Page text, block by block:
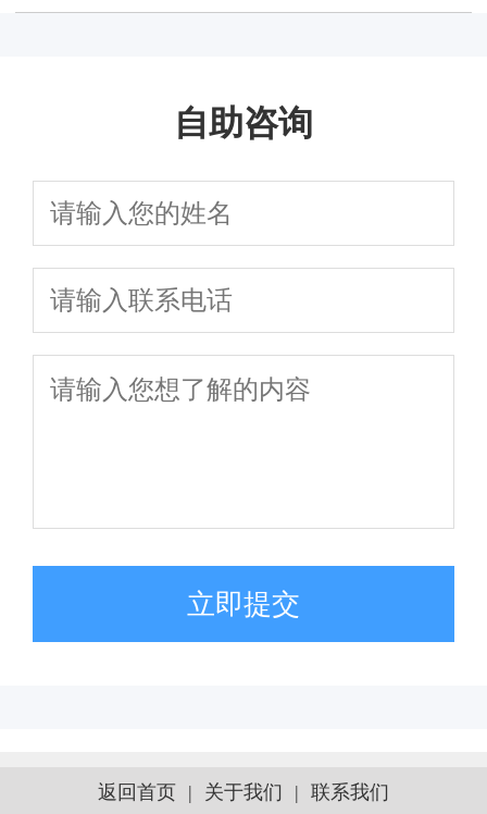
自助咨询
立即提交
返回首页 | 关于我们 | 联系我们